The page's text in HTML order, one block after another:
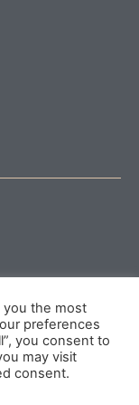
you the most
preferences
you consent to
may visit
consent.